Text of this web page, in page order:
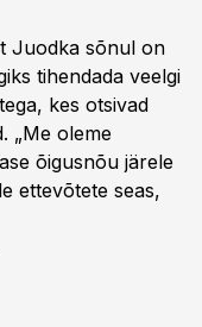
Juodka sõnul on
tihendada veelgi
kes otsivad
„Me oleme
õigusnõu järele
ettevõtete seas,